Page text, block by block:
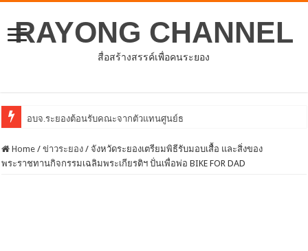
RAYONG CHANNEL
สื่อสร้างสรรค์เพื่อคนระยอง
อบจ.ระยองต้อนรับคณะจากตัวแทนศูนย์ธุรกิจจีน – อาเซียน (CABC)
Home / ข่าวระยอง / จังหวัดระยองเตรียมพิธีรับมอบเสื้อ และสิ่งของ
พระราชทานกิจกรรมเฉลิมพระเกียรติฯ ปั่นเพื่อพ่อ BIKE FOR DAD